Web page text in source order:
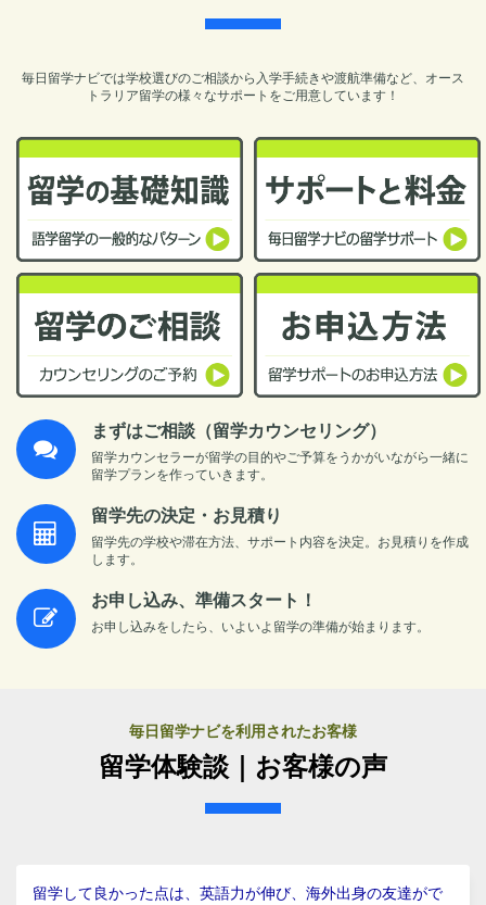
毎日留学ナビでは学校選びのご相談から入学手続きや渡航準備など、オース
トラリア留学の様々なサポートをご用意しています！
まずはご相談（留学カウンセリング）
留学カウンセラーが留学の目的やご予算をうかがいながら一緒に
留学プランを作っていきます。
留学先の決定・お見積り
留学先の学校や滞在方法、サポート内容を決定。お見積りを作成
します。
お申し込み、準備スタート！
お申し込みをしたら、いよいよ留学の準備が始まります。
毎日留学ナビを利用されたお客様
留学体験談｜お客様の声
留学して良かった点は、英語力が伸び、海外出身の友達がで